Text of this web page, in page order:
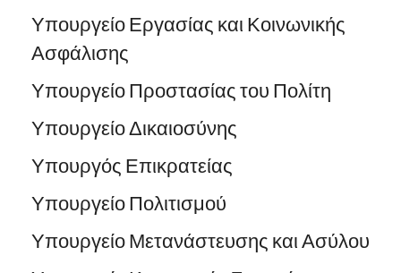
Υπουργείο Εργασίας και Κοινωνικής
Ασφάλισης
Υπουργείο Προστασίας του Πολίτη
Υπουργείο Δικαιοσύνης
Υπουργός Επικρατείας
Υπουργείο Πολιτισμού
Υπουργείο Μετανάστευσης και Ασύλου